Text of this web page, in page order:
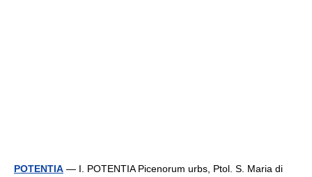
POTENTIA — I. POTENTIA Picenorum urbs, Ptol. S. Maria di